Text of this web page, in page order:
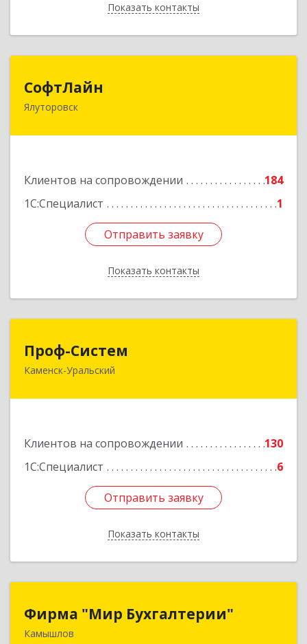
Показать контакты
Назад
СофтЛайн
Ялуторовск
Клиентов на сопровождении
184
1С:Специалист
1
Отправить заявку
Показать контакты
627010, Тюменская обл, Ялуторовский р-н,
Отправить заявку
Назад
Проф-Систем
Каменск-Уральский
Клиентов на сопровождении
130
1С:Специалист
6
Отправить заявку
Показать контакты
623406, Свердловская обл, Каменск-Уральский
Отправить заявку
Назад
Фирма "Мир Бухгалтерии"
Камышлов624860, Свердловская обл, Камышлов г,